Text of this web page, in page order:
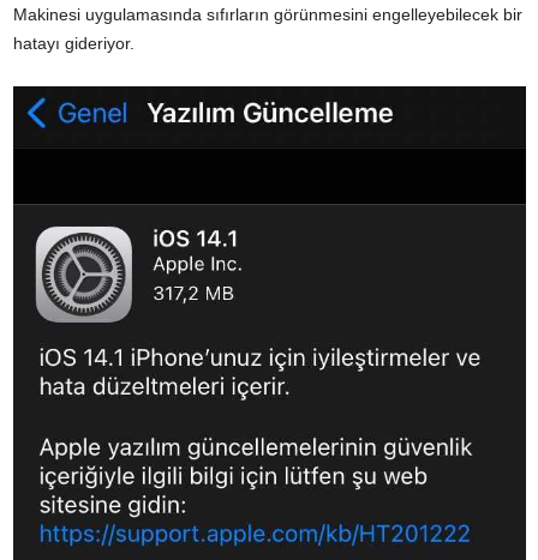
Makinesi uygulamasında sıfırların görünmesini engelleyebilecek bir
hatayı gideriyor.